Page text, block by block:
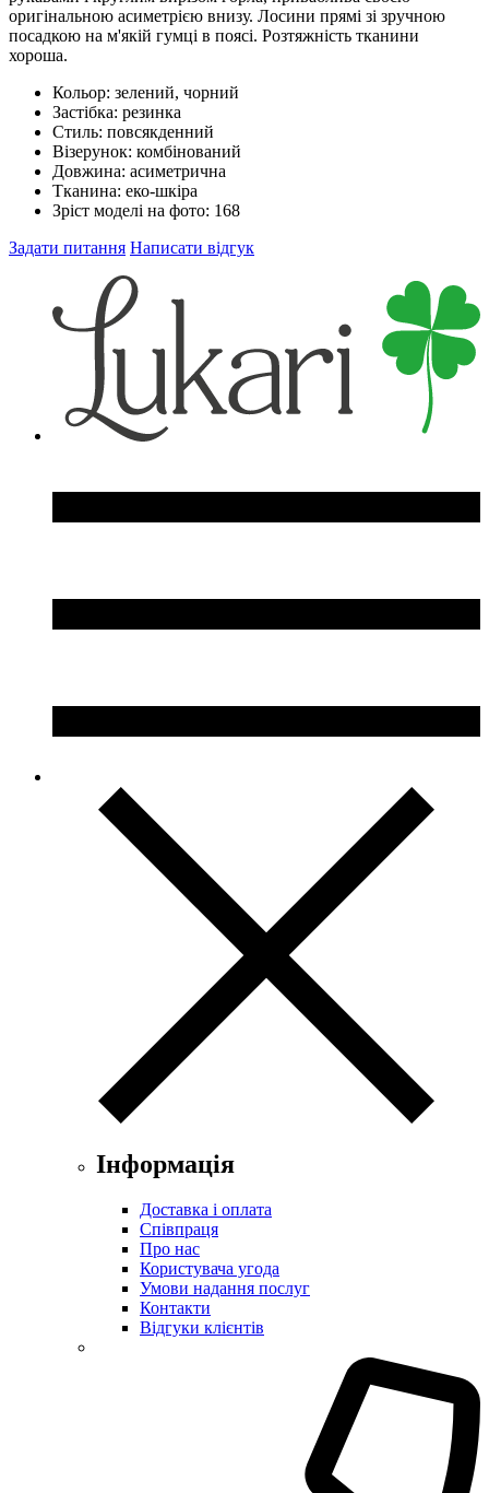
оригінальною асиметрією внизу. Лосини прямі зі зручною
посадкою на м'якій гумці в поясі. Розтяжність тканини
хороша.
Кольор: зелений, чорний
Застібка: резинка
Стиль: повсякденний
Візерунок: комбінований
Довжина: асиметрична
Тканина: еко-шкіра
Зріст моделі на фото: 168
Задати питання Написати відгук
Інформація
Доставка і оплата
Співпраця
Про нас
Користувача угода
Умови надання послуг
Контакти
Відгуки клієнтів